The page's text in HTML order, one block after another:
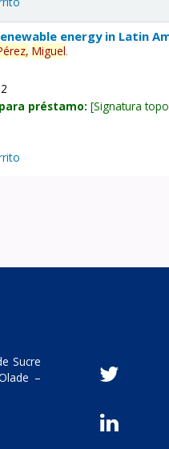
energy in Latin
Miguel.
préstamo: Signatura
Sucre
–